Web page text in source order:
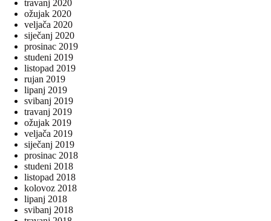
travanj 2020
ožujak 2020
veljača 2020
siječanj 2020
prosinac 2019
studeni 2019
listopad 2019
rujan 2019
lipanj 2019
svibanj 2019
travanj 2019
ožujak 2019
veljača 2019
siječanj 2019
prosinac 2018
studeni 2018
listopad 2018
kolovoz 2018
lipanj 2018
svibanj 2018